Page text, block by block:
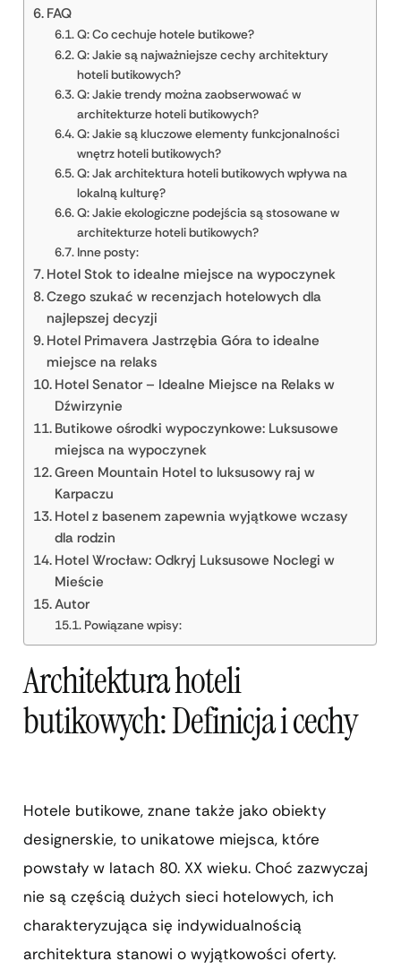
FAQ
Q: Co cechuje hotele butikowe?
Q: Jakie są najważniejsze cechy architektury
hoteli butikowych?
Q: Jakie trendy można zaobserwować w
architekturze hoteli butikowych?
Q: Jakie są kluczowe elementy funkcjonalności
wnętrz hoteli butikowych?
Q: Jak architektura hoteli butikowych wpływa na
lokalną kulturę?
Q: Jakie ekologiczne podejścia są stosowane w
architekturze hoteli butikowych?
Inne posty:
Hotel Stok to idealne miejsce na wypoczynek
Czego szukać w recenzjach hotelowych dla
najlepszej decyzji
Hotel Primavera Jastrzębia Góra to idealne
miejsce na relaks
Hotel Senator – Idealne Miejsce na Relaks w
Dźwirzynie
Butikowe ośrodki wypoczynkowe: Luksusowe
miejsca na wypoczynek
Green Mountain Hotel to luksusowy raj w
Karpaczu
Hotel z basenem zapewnia wyjątkowe wczasy
dla rodzin
Hotel Wrocław: Odkryj Luksusowe Noclegi w
Mieście
Autor
Powiązane wpisy:
Architektura hoteli
butikowych: Definicja i cechy
Hotele butikowe, znane także jako obiekty
designerskie, to unikatowe miejsca, które
powstały w latach 80. XX wieku. Choć zazwyczaj
nie są częścią dużych sieci hotelowych, ich
charakteryzująca się indywidualnością
architektura stanowi o wyjątkowości oferty.